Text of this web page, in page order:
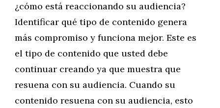
¿cómo está reaccionando su audiencia?
Identificar qué tipo de contenido genera
más compromiso y funciona mejor. Este es
el tipo de contenido que usted debe
continuar creando ya que muestra que
resuena con su audiencia. Cuando su
contenido resuena con su audiencia, esto